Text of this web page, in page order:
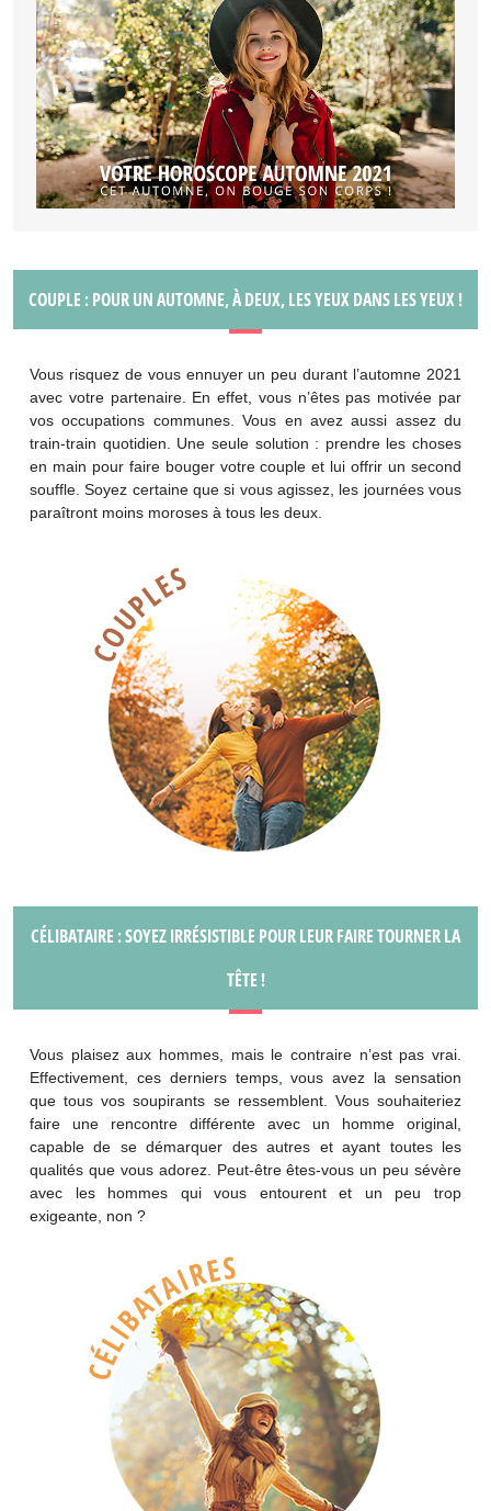
COUPLE : POUR UN AUTOMNE, À DEUX, LES YEUX DANS LES YEUX !
Vous risquez de vous ennuyer un peu durant l’automne 2021
avec votre partenaire. En effet, vous n’êtes pas motivée par
vos occupations communes. Vous en avez aussi assez du
train-train quotidien. Une seule solution : prendre les choses
en main pour faire bouger votre couple et lui offrir un second
souffle. Soyez certaine que si vous agissez, les journées vous
paraîtront moins moroses à tous les deux.
CÉLIBATAIRE : SOYEZ IRRÉSISTIBLE POUR LEUR FAIRE TOURNER LA
TÊTE !
Vous plaisez aux hommes, mais le contraire n’est pas vrai.
Effectivement, ces derniers temps, vous avez la sensation
que tous vos soupirants se ressemblent. Vous souhaiteriez
faire une rencontre différente avec un homme original,
capable de se démarquer des autres et ayant toutes les
qualités que vous adorez. Peut-être êtes-vous un peu sévère
avec les hommes qui vous entourent et un peu trop
exigeante, non ?